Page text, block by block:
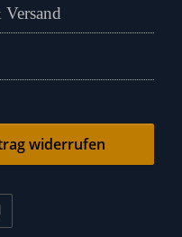
widerrufen